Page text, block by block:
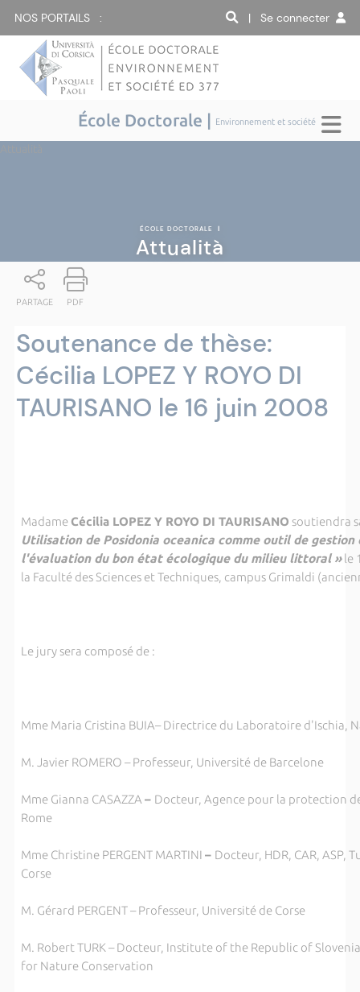
NOS PORTAILS : | Se connecter
École Doctorale | Environnement et société
ÉCOLE DOCTORALE |
Attualità
PARTAGE PDF
Soutenance de thèse:
Cécilia LOPEZ Y ROYO DI
TAURISANO le 16 juin 2008
Madame Cécilia LOPEZ Y ROYO DI TAURISANO soutiendra
Utilisation de Posidonia oceanica comme outil de gestion
l'évaluation du bon état écologique du milieu littoral »le
la Faculté des Sciences et Techniques, campus Grimaldi
Le jury sera composé de :
Mme Maria Cristina BUIA– Directrice du Laboratoire d'Ischia,
M. Javier ROMERO – Professeur, Université de Barcelone
Mme Gianna CASAZZA – Docteur, Agence pour la protection
Rome
Mme Christine PERGENT MARTINI – Docteur, HDR, CAR, ASP,
Corse
M. Gérard PERGENT – Professeur, Université de Corse
M. Robert TURK – Docteur, Institute of the Republic of Slovenia
for Nature Conservation